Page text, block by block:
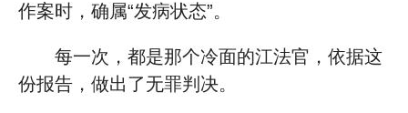
作案时，确属“发病状态”。
每一次，都是那个冷面的江法官，依据这
份报告，做出了无罪判决。